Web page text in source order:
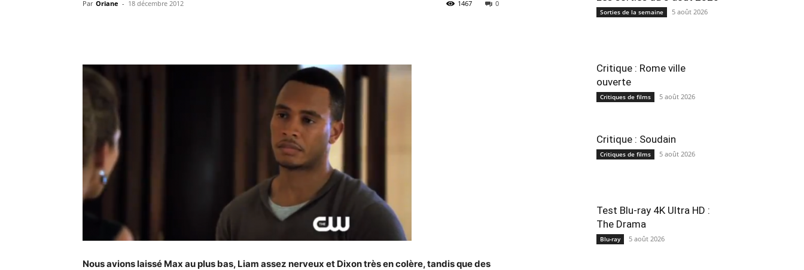
Par Oriane - 18 décembre 2012 0
1467
Nous avions laissé Max au plus bas, Liam assez nerveux et Dixon très en colère, tandis que des
Sorties de la semaine 5 août 2026
Critique : Rome ville
ouverte
Critiques de films 5 août 2026
Critique : Soudain
Critiques de films 5 août 2026
Test Blu-ray 4K Ultra HD :
The Drama
Blu-ray 5 août 2026